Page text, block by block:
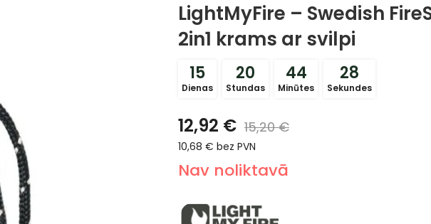
LightMyFire – Swedish
2in1 krams ar svilpi
15
Dienas
20
Stundas
44
Minūtes
26
Sekundes
12,92 € 15,20€
10,68 € bez PVN
Nav noliktavā